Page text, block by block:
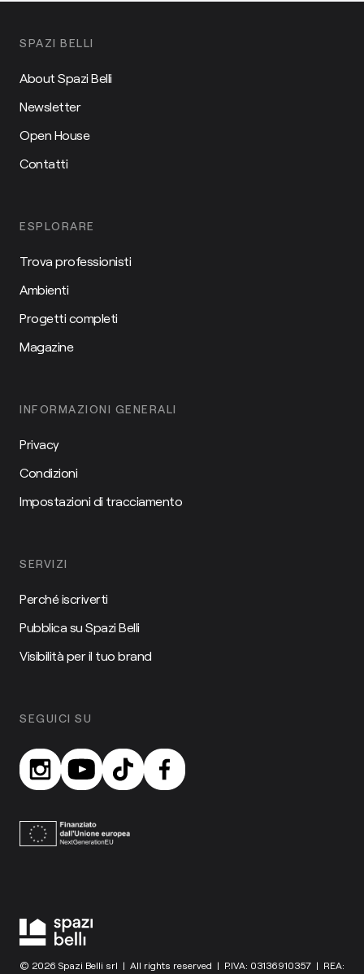
SPAZI BELLI
About Spazi Belli
Newsletter
Open House
Contatti
ESPLORARE
Trova professionisti
Ambienti
Progetti completi
Magazine
INFORMAZIONI GENERALI
Privacy
Condizioni
Impostazioni di tracciamento
SERVIZI
Perché iscriverti
Pubblica su Spazi Belli
Visibilità per il tuo brand
SEGUICI SU
© 2026 Spazi Belli srl | All rights reserved | P.IVA: 03136910357 | REA: